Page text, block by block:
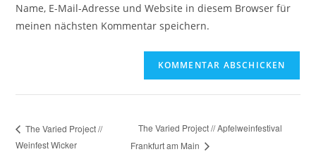
Name, E-Mail-Adresse und Website in diesem Browser für
meinen nächsten Kommentar speichern.
The Varied Project //
Weinfest Wicker
The Varied Project // Apfelweinfestival
Frankfurt am Main